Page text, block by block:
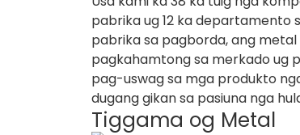
pabrika ug 12 ka departamento
pabrika sa pagborda, ang
pagkahamtong sa merkado ug
pag-uswag sa mga produkto
dugang gikan sa pasiuna nga
Tiggama og Metal